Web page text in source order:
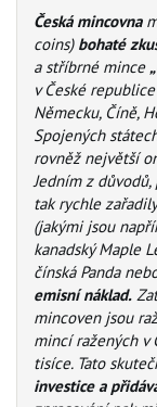
Česká mincovna
coins) bohaté
a stříbrné mince
v České
Německu, Číně,
Spojených
rovněž největší
Jedním z
tak rychle
(jakými jsou
kanadský Maple
čínská Panda
emisní náklad.
mincoven jsou
mincí ražených v
tisíce. Tato
investice a